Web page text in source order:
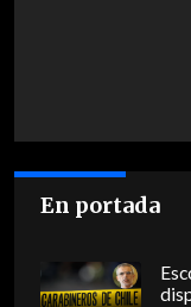
En portada